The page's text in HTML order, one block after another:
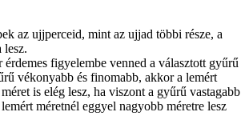
az ujjperceid, mint az ujjad többi része, a
lesz.
érdemes figyelembe venned a választott gyűrű
vékonyabb és finomabb, akkor a lemért
is elég lesz, ha viszont a gyűrű vastagabb
méretnél eggyel nagyobb méretre lesz